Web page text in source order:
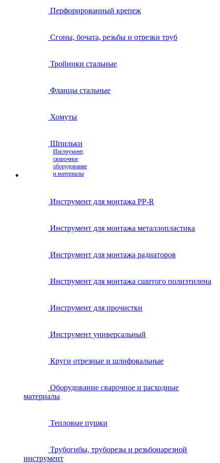
Перфорированный крепеж
Сгоны, бочата, резьбы и отрезки труб
Тройники стальные
Фланцы стальные
Хомуты
Шпильки
Инструмент,
сварочное
оборудование
и материалы
Инструмент для монтажа PP-R
Инструмент для монтажа металлопластика
Инструмент для монтажа радиаторов
Инструмент для монтажа сшитого полиэтилена
Инструмент для прочистки
Инструмент универсальный
Круги отрезные и шлифовальные
Оборудование сварочное и расходные
материалы
Тепловые пушки
Трубогибы, труборезы и резьбонарезной
инструмент